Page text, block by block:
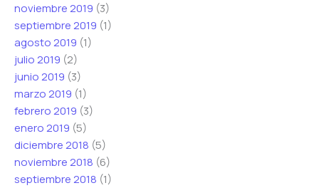
noviembre 2019 (3)
septiembre 2019 (1)
agosto 2019 (1)
julio 2019 (2)
junio 2019 (3)
marzo 2019 (1)
febrero 2019 (3)
enero 2019 (5)
diciembre 2018 (5)
noviembre 2018 (6)
septiembre 2018 (1)